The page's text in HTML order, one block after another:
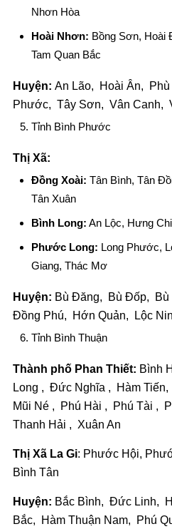
Nhơn Hòa
Hoài Nhơn: Bồng Sơn, Hoài
Tam Quan Bắc
Huyện: An Lão, Hoài Ân,
Phước, Tây Sơn, Vân Canh,
Tỉnh Bình Phước
Thị Xã:
Đồng Xoài: Tân Bình, Tân
Tân Xuân
Bình Long: An Lộc, Hưng
Phước Long: Long Phước,
Giang, Thác Mơ
Huyện: Bù Đăng, Bù Đốp, Bù
Đồng Phú, Hớn Quản, Lộc
Tỉnh Bình Thuận
Thành phố Phan Thiết: Bình
Long , Đức Nghĩa , Hàm
Mũi Né , Phú Hài , Phú Tài ,
Thanh Hải , Xuân An
Thị Xã La Gi: Phước Hội,
Bình Tân
Huyện: Bắc Bình, Đức Linh,
Bắc, Hàm Thuận Nam, Phú